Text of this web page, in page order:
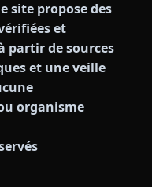
site propose des
et
partir de sources
et une veille
organisme